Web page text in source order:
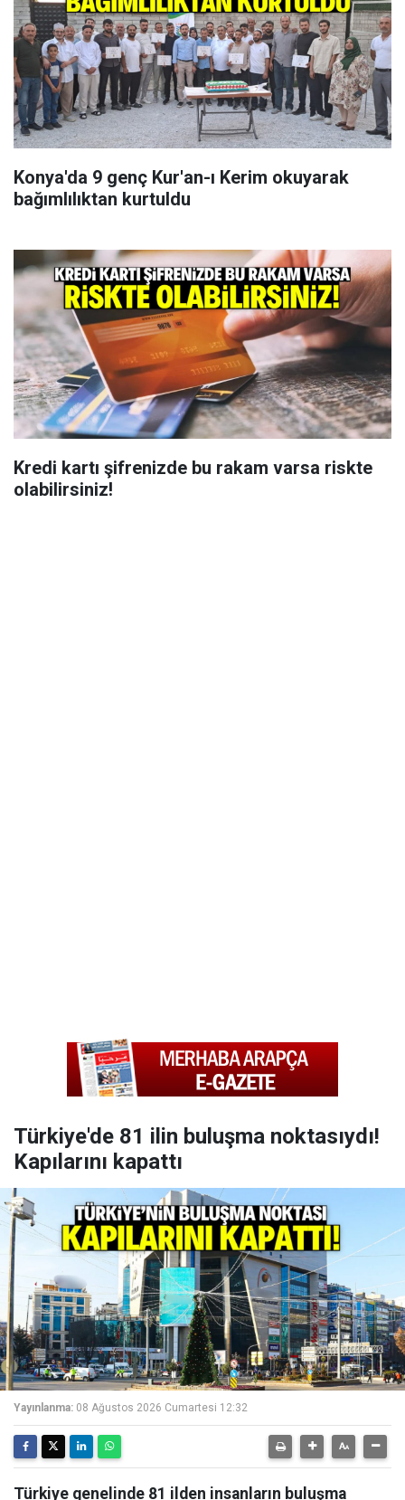
Konya'da 9 genç Kur'an-ı Kerim okuyarak
bağımlılıktan kurtuldu
Kredi kartı şifrenizde bu rakam varsa riskte
olabilirsiniz!
Türkiye'de 81 ilin buluşma noktasıydı!
Kapılarını kapattı
Yayınlanma: 08 Ağustos 2026 Cumartesi 12:32
Türkiye genelinde 81 ilden insanların buluşma